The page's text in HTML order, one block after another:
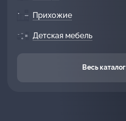
Прихожие
Детская мебель
Весь каталог